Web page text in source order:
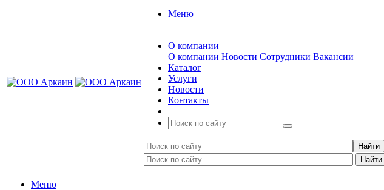
Меню
О компании
О компании Новости Сотрудники Вакансии
Каталог
Услуги
Новости
Контакты
Меню